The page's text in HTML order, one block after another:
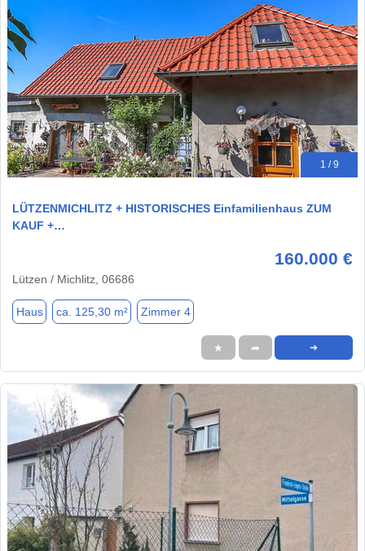
1 / 9
LÜTZENMICHLITZ + HISTORISCHES Einfamilienhaus ZUM
KAUF +…
160.000 €
Lützen / Michlitz, 06686
Haus ca. 125,30 m² Zimmer 4
★ ➦ ➜